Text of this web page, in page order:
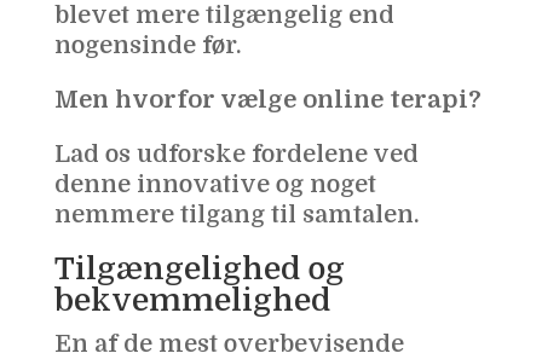
blevet mere tilgængelig end
nogensinde før.
Men hvorfor vælge online terapi?
Lad os udforske fordelene ved
denne innovative og noget
nemmere tilgang til samtalen.
Tilgængelighed og
bekvemmelighed
En af de mest overbevisende